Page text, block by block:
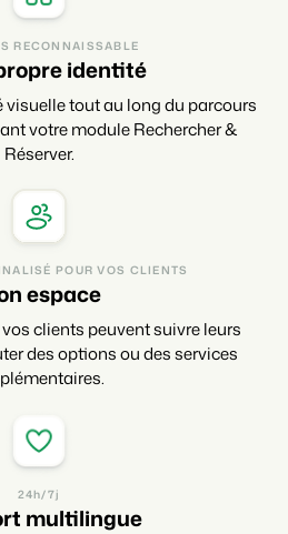
RECONNAISSABLE
identité
visuelle tout au long du parcours
votre module Rechercher &
Réserver.
POUR VOS CLIENTS
espace
vos clients peuvent suivre leurs
des options ou des services
24h/7j
multilingue